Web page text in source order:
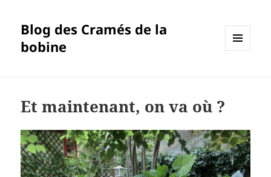
Blog des Cramés de la
bobine
Et maintenant, on va où ?